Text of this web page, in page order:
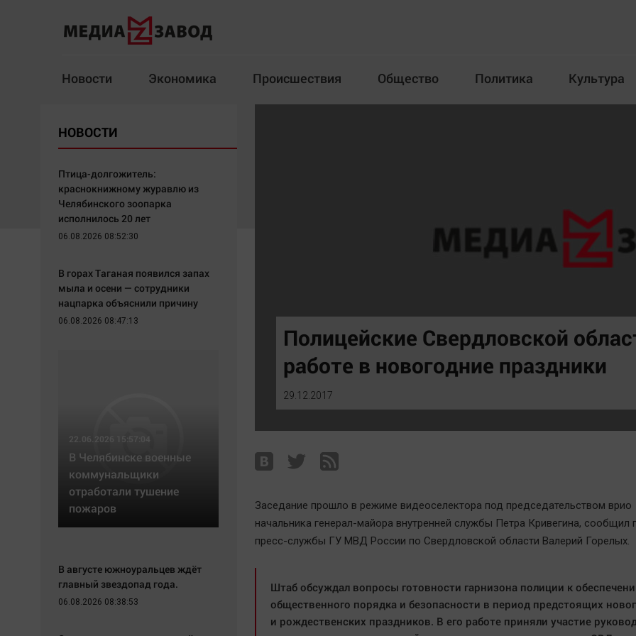
Новости Экономика Происшествия Общество Политика Культура
Здоровье
Архив
Общество
Политика
Экономика
Технологии
Отраслевые темы
Медиаграмотность
Челябинск космический
Другие рубрики
English version
Online-консультация
Вкусное
Гороскоп
ЖКХ
Интервью
Полицейские Свердловской
работе в новогодние праздники
29.12.2017
Заседание прошло в режиме видеоселектора под председательством врио
начальника генерал-майора внутренней службы Петра Кривегина, сообщил
пресс-службы ГУ МВД России по Свердловской области Валерий Горелых.
Штаб обсуждал вопросы готовности гарнизона полиции к
общественного порядка и безопасности в период предстоящих
и рождественских праздников. В его работе приняли участие
НОВОСТИ
Птица-долгожитель:
краснокнижному журавлю из
Челябинского зоопарка
исполнилось 20 лет
06.08.2026 08:52:30
В горах Таганая появился запах
мыла и осени — сотрудники
нацпарка объяснили причину
06.08.2026 08:47:13
22.06.2026 15:57:04
В Челябинске военные
коммунальщики
отработали тушение
пожаров
В августе южноуральцев ждёт
главный звездопад года.
06.08.2026 08:38:53